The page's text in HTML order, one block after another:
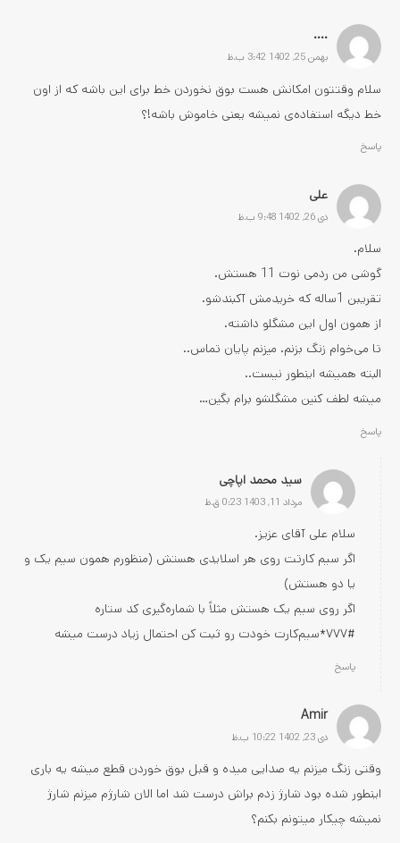
....
بهمن 25, 1402 3:42 ب.ظ
سلام وقتتون امکانش هست بوق نخوردن خط برای این باشه که از اون
خط دیگه استفاده‌ی نمیشه یعنی خاموش باشه!؟
پاسخ
علی
دی 26, 1402 9:48 ب.ظ
سلام.
گوشی من ردمی نوت 11 هستش.
تقریبن 1ساله که خریدمش آکبندشو.
از همون اول این مشگلو داشته.
تا می‌خوام زنگ بزنم. میزنم پایان تماس..
البته همیشه اینطور نیست..
میشه لطف کنین مشگلشو برام بگین…
پاسخ
سید محمد اپاچی
مرداد 11, 1403 0:23 ق.ظ
سلام علی آقای عزیز.
اگر سیم کارتت روی هر اسلایدی هستش (منظورم همون سیم یک و
یا دو هستش)
اگر روی سیم یک هستش مثلاً با شماره‌گیری کد ستاره
#۷۷۷*سیم‌کارت خودت رو ثبت کن احتمال زیاد درست میشه
پاسخ
Amir
دی 23, 1402 10:22 ب.ظ
وقتی زنگ میزنم یه صدایی میده و قبل بوق خوردن قطع میشه یه باری
اینطور شده بود شارژ زدم براش درست شد اما الان شارژم میزنم شارژ
نمیشه چیکار میتونم بکنم؟